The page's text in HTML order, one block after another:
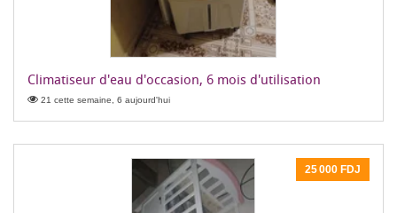
Climatiseur d'eau d'occasion, 6 mois d'utilisation
21 cette semaine, 6 aujourd'hui
25 000 FDJ